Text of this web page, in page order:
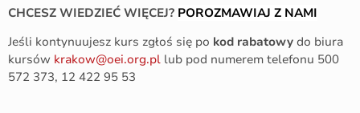
CHCESZ WIEDZIEĆ WIĘCEJ? POROZMAWIAJ Z NAMI
Jeśli kontynuujesz kurs zgłoś się po kod rabatowy do biura
kursów krakow@oei.org.pl lub pod numerem telefonu 500
572 373, 12 422 95 53